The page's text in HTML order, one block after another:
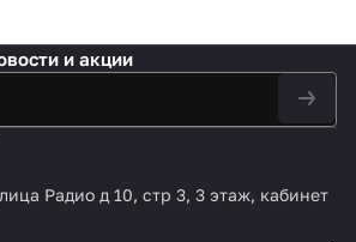
для
конди
Comme
ицио
неро
hi
/EIB
для
в LG
мы
KNX
инте
грац
ми
VRF
конди
ционе
ров
VRV и
и акции
Радио д 10, стр 3, 3 этаж, кабинет